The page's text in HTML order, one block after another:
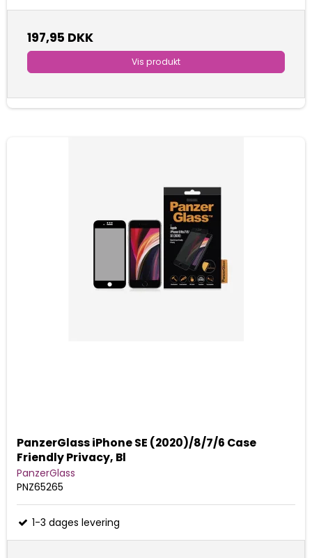
197,95 DKK
Vis produkt
PanzerGlass iPhone SE (2020)/8/7/6 Case
Friendly Privacy, Bl
PanzerGlass
PNZ65265
1-3 dages levering